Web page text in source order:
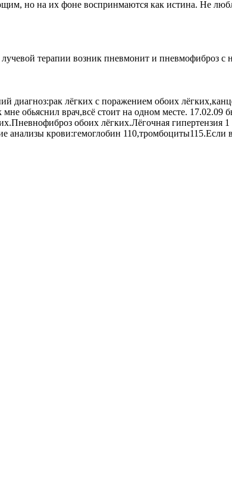
но на их фоне воспринмаются как истина. Не
терапии возник пневмонит и пневмофиброз
диагноз:рак лёгких с поражением обоих
обьяснил врач,всё стоит на одном месте.
обоих лёгких.Лёгочная
анализы крови:гемоглобин